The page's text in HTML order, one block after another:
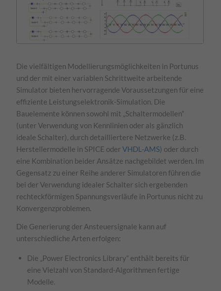
Die vielfältigen Modellierungsmöglichkeiten in Portunus
und der mit einer variablen Schrittweite arbeitende
Simulator bieten hervorragende Voraussetzungen für eine
effiziente Leistungselektronik-Simulation. Die
Bauelemente können sowohl mit „Schaltermodellen”
(unter Verwendung von Kennlinien oder als gänzlich
ideale Schalter), durch detailliertere Netzwerke (z.B.
Herstellermodelle in SPICE oderVHDL-AMS) oder durch
eine Kombination beider Ansätze nachgebildet werden. Im
Gegensatz zu einer Reihe anderer Simulatoren führen die
bei der Verwendung idealer Schalter sich ergebenden
rechteckförmigen Spannungsverläufe in Portunus nicht zu
Konvergenzproblemen.
Die Generierung der Ansteuersignale kann auf
unterschiedliche Arten erfolgen:
Die „Power Electronics Library“ enthält bereits für
eine Vielzahl von Standard-Algorithmen fertige
Modelle.